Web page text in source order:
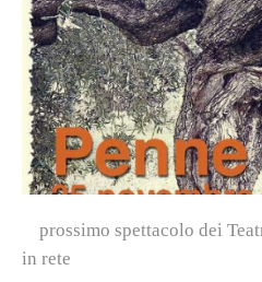
prossimo spettacolo dei
in rete